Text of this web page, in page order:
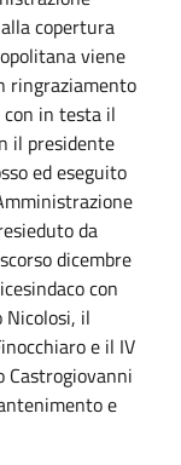
copertura
viene
ringraziamento
in testa il
il presidente
ed eseguito
da
dicembre
con
Nicolosi, il
e il IV
Castrogiovanni
e